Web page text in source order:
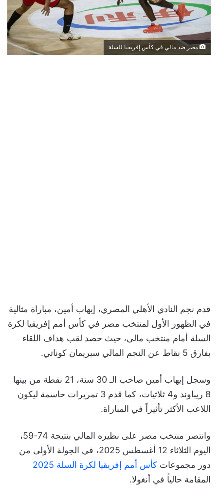
مصر ضد مالي في كأس إفريقيا للسلة
قدم نجم النادي الأهلي المصري، إيهاب أمين، مباراة مثالية
في الظهور الأول لمنتخب مصر في كأس أمم إفريقيا لكرة
السلة أمام منتخب مالي، حيث حصد لقب هداف اللقاء
بفارق 5 نقاط عن النجم المالي سيريمان كوناتي.
وسجل إيهاب أمين صاحب الـ 30 سنة، 21 نقطة من بينها
8 ريباوند و4 ثلاثيات، كما قدم 3 تمريرات حاسمة ليكون
اللاعب الأكثر تأثيراً في المباراة.
وانتصر منتخب مصر على نظيره المالي بنتيجة 74-59،
اليوم الثلاثاء 12 أغسطس 2025، في الجولة الأولى من
دور مجموعات كأس أمم إفريقيا لكرة السلة 2025
المقامة حالياً في أنغولا.